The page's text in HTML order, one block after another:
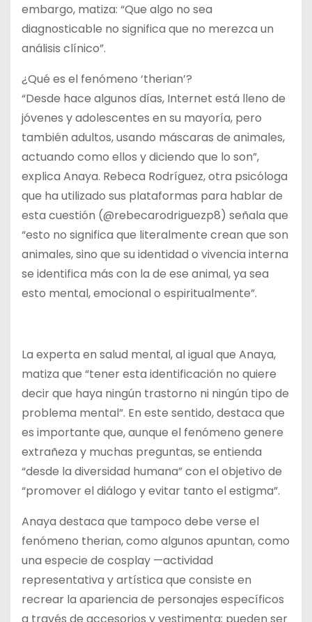
embargo, matiza: “Que algo no sea
diagnosticable no significa que no merezca un
análisis clínico”.
¿Qué es el fenómeno ‘therian’?
“Desde hace algunos días, Internet está lleno de
jóvenes y adolescentes en su mayoría, pero
también adultos, usando máscaras de animales,
actuando como ellos y diciendo que lo son”,
explica Anaya. Rebeca Rodríguez, otra psicóloga
que ha utilizado sus plataformas para hablar de
esta cuestión (@rebecarodriguezp8) señala que
“esto no significa que literalmente crean que son
animales, sino que su identidad o vivencia interna
se identifica más con la de ese animal, ya sea
esto mental, emocional o espiritualmente”.
La experta en salud mental, al igual que Anaya,
matiza que “tener esta identificación no quiere
decir que haya ningún trastorno ni ningún tipo de
problema mental”. En este sentido, destaca que
es importante que, aunque el fenómeno genere
extrañeza y muchas preguntas, se entienda
“desde la diversidad humana” con el objetivo de
“promover el diálogo y evitar tanto el estigma”.
Anaya destaca que tampoco debe verse el
fenómeno therian, como algunos apuntan, como
una especie de cosplay —actividad
representativa y artística que consiste en
recrear la apariencia de personajes específicos
a través de accesorios y vestimenta; pueden ser